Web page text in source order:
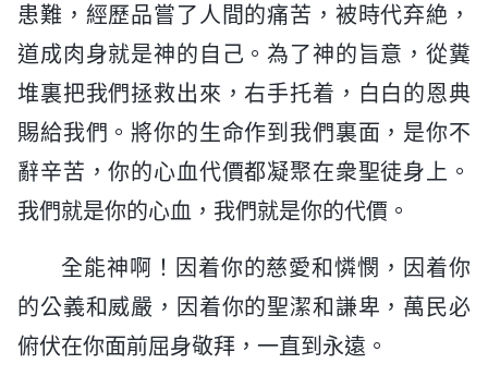
患難，經歷品嘗了人間的痛苦，被時代弃絶，
道成肉身就是神的自己。為了神的旨意，從糞
堆裏把我們拯救出來，右手托着，白白的恩典
賜給我們。將你的生命作到我們裏面，是你不
辭辛苦，你的心血代價都凝聚在衆聖徒身上。
我們就是你的心血，我們就是你的代價。
全能神啊！因着你的慈愛和憐憫，因着你
的公義和威嚴，因着你的聖潔和謙卑，萬民必
俯伏在你面前屈身敬拜，一直到永遠。